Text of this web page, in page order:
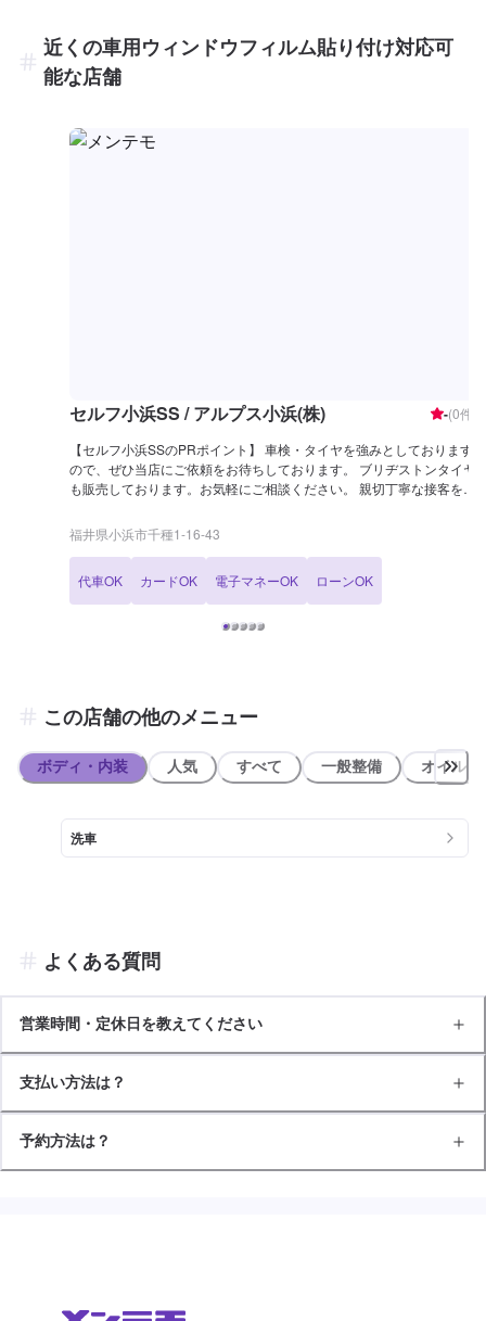
近くの車用ウィンドウフィルム貼り付け対応可
能な店舗
セルフ小浜SS / アルプス小浜(株) -(0件)
【セルフ小浜SSのPRポイント】 車検・タイヤを強みとしております
ので、ぜひ当店にご依頼をお待ちしております。 ブリヂストンタイヤ
も販売しております。お気軽にご相談ください。 親切丁寧な接客を心
後も割引あります！ 【営業時間】 整備受付時間：9：00〜18：00 給
油営業時間：7：00〜20：00 【サービスルームについて】 ✅トイレ
【在籍整備士】 整備士が在籍しておりますので、お車のことはなんで
もご相談くださいませ！ 【アクセス】 国道162号(県道24号)線沿い、
福井銀行小浜支店近くにENEOSになります。
福井県小浜市千種1-16-43
代車OK カードOK 電子マネーOK ローンOK
この店舗の他のメニュー
ボディ・内装 人気 すべて 一般整備 オイル類
洗車
よくある質問
営業時間・定休日を教えてください
支払い方法は？
予約方法は？